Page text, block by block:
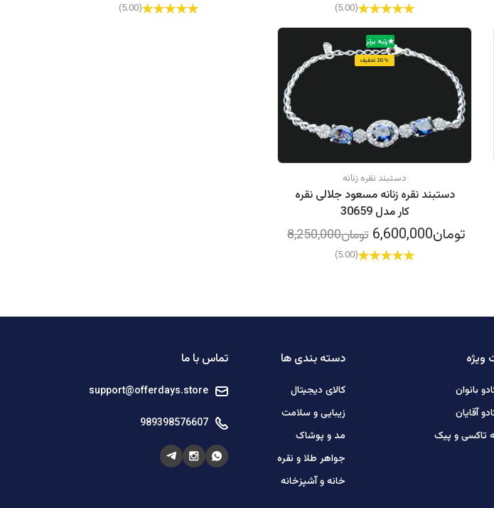
(5.00)
(5.00)
رتبه برتر
20% تخفیف
دستبند نقره زنانه
دستبند نقره زنانه مسعود جلالی نقره
کار مدل 30659
تومان6,600,000 تومان8,250,000
(5.00)
ویژه
بانوان
آقایان
تاکسی و پیک
دسته بندی ها
کالای دیجیتال
زیبایی و سلامت
مد و پوشاک
جواهر طلا و نقره
خانه و آشپزخانه
تماس با ما
support@offerdays.store
989398576607